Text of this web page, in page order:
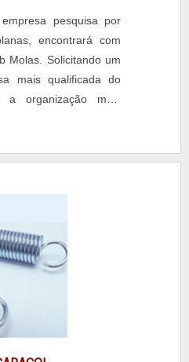
pesquisa por
encontrará com
Molas. Solicitando um
mais qualificada do
organização mais
Quando a temática é
com a Walb Molas
SOBRE MOLAS
uma estrutura com
onde são
e estrutura suficiente
demandas, tudo para
e planas com
eficientes de